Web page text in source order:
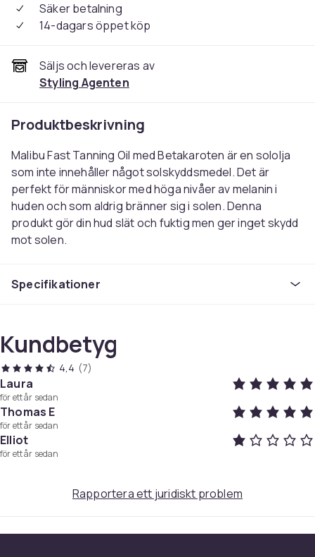
Säker betalning
14-dagars öppet köp
Säljs och levereras av
Styling Agenten
Produktbeskrivning
Malibu Fast Tanning Oil med Betakaroten är en sololja
som inte innehåller något solskyddsmedel. Det är
perfekt för människor med höga nivåer av melanin i
huden och som aldrig bränner sig i solen. Denna
produkt gör din hud slät och fuktig men ger inget skydd
mot solen.
Transparent
Vikt, gram
Artikel.nr.
501d8253-6776-4a4e-a193-3e3843085ab7
Produktsäkerhetsinformation
Specifikationer
Kundbetyg
4,4 (7)
Laura
för ett år sedan
Thomas E
för ett år sedan
Elliot
för ett år sedan
Rapportera ett juridiskt problem